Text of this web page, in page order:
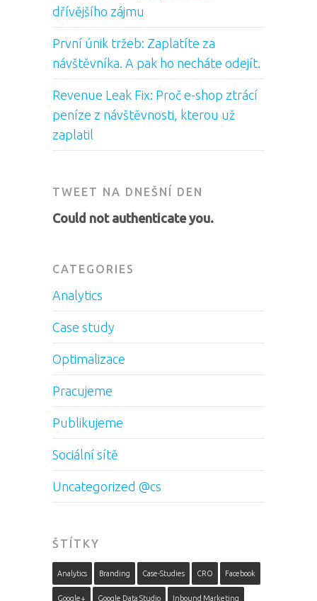
dřívějšího zájmu
První únik tržeb: Zaplatíte za
návštěvníka. A pak ho necháte odejít.
Revenue Leak Fix: Proč e-shop ztrácí
peníze z návštěvnosti, kterou už
zaplatil
TWEET NA DNEŠNÍ DEN
Could not authenticate you.
CATEGORIES
Analytics
Case study
Optimalizace
Pracujeme
Publikujeme
Sociální sítě
Uncategorized @cs
ŠTÍTKY
Analytics Branding Case-Studies CRO Facebook
Google+ Google Data Studio Inbound Marketing